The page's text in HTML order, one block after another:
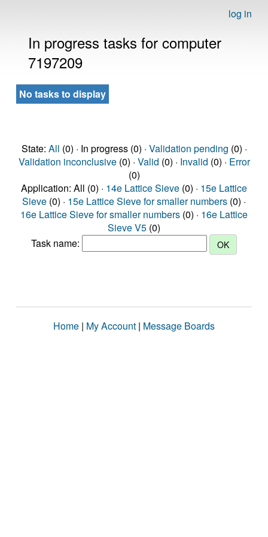
log in
In progress tasks for computer
7197209
No tasks to display
State: All (0) · In progress (0) · Validation pending (0) ·
Validation inconclusive(0) · Valid (0) · Invalid (0) · Error
(0)
Application: All (0) · 14e Lattice Sieve (0) · 15e Lattice
Sieve (0) · 15e Lattice Sieve for smaller numbers (0) ·
16e Lattice Sieve for smaller numbers (0) · 16e Lattice
Sieve V5 (0)
Task name:
Home | My Account | Message Boards